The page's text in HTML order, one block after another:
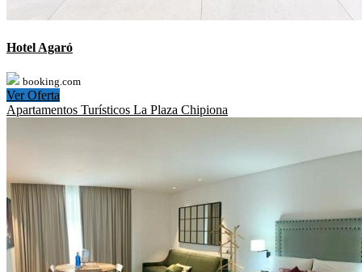
Hotel Agaró
booking.com
Ver Oferta
Apartamentos Turísticos La Plaza Chipiona